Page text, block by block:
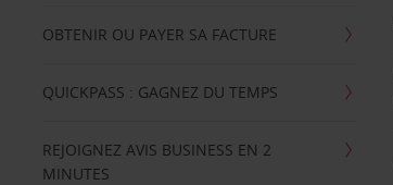
OBTENIR OU PAYER SA FACTURE
QUICKPASS : GAGNEZ DU TEMPS
REJOIGNEZ AVIS BUSINESS EN 2
MINUTES